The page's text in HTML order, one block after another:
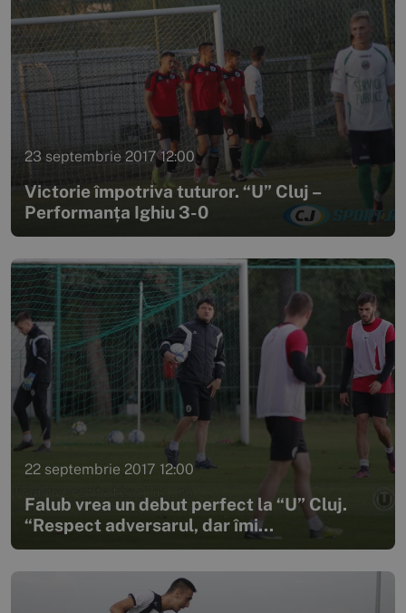
23 septembrie 2017 12:00
Victorie împotriva tuturor. “U” Cluj –
Performanța Ighiu 3-0
22 septembrie 2017 12:00
Falub vrea un debut perfect la “U” Cluj.
“Respect adversarul, dar îmi...